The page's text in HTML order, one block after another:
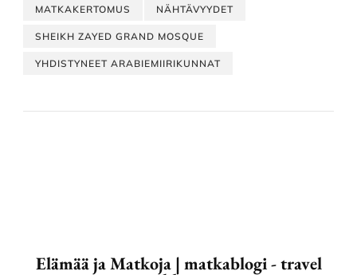
MATKAKERTOMUS NÄHTÄVYYDET
SHEIKH ZAYED GRAND MOSQUE
YHDISTYNEET ARABIEMIIRIKUNNAT
Elämää ja Matkoja | matkablogi - travel